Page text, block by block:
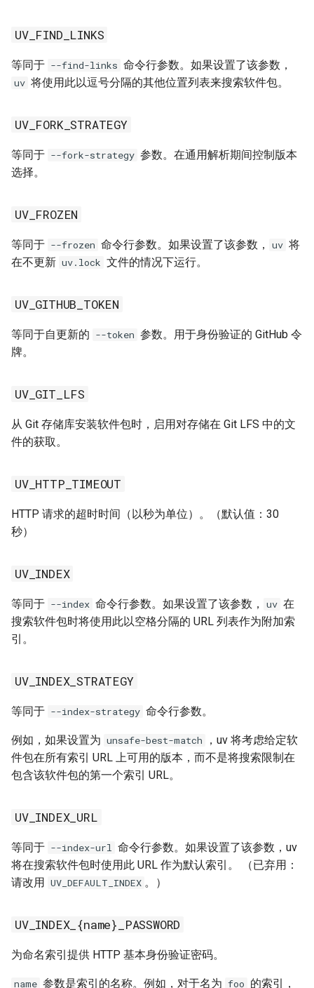
UV_NO_INSTALLER_METADATA
UV_NO_PROGRESS
UV_NO_VERIFY_HASHES
UV_NO_WRAP
UV_PRERELEASE
UV_PREVIEW
UV_PROJECT
UV_PUBLISH_CHECK_URL
UV_PUBLISH_INDEX
UV_PUBLISH_TOKEN
UV_PUBLISH_URL
UV_PYTHON
UV_PYTHON_BIN_DIR
UV_PYTHON_DOWNLOADS_JSON_URL
UV_PYTHON_PREFERENCE
UV_FIND_LINKS
等同于 --find-links 命令行参数。如果设置了该参数，
uv 将使用此以逗号分隔的其他位置列表来搜索软件包。
UV_FORK_STRATEGY
等同于 --fork-strategy 参数。在通用解析期间控制版本
选择。
UV_FROZEN
等同于 --frozen 命令行参数。如果设置了该参数， uv 将
在不更新 uv.lock 文件的情况下运行。
UV_GITHUB_TOKEN
等同于自更新的 --token 参数。用于身份验证的 GitHub 令
牌。
UV_GIT_LFS
从 Git 存储库安装软件包时，启用对存储在 Git LFS 中的文
件的获取。
UV_HTTP_TIMEOUT
HTTP 请求的超时时间（以秒为单位）。（默认值：30
秒）
UV_INDEX
等同于 --index 命令行参数。如果设置了该参数， uv 在
搜索软件包时将使用此以空格分隔的 URL 列表作为附加索
引。
UV_INDEX_STRATEGY
等同于 --index-strategy 命令行参数。
例如，如果设置为 unsafe-best-match
，uv 将考虑给定软
件包在所有索引 URL 上可用的版本，而不是将搜索限制在
包含该软件包的第一个索引 URL。
UV_INDEX_URL
等同于 --index-url 命令行参数。如果设置了该参数，uv
将在搜索软件包时使用此 URL 作为默认索引。 （已弃用：
请改用 UV_DEFAULT_INDEX 。）
UV_INDEX_{name}_PASSWORD
为命名索引提供 HTTP 基本身份验证密码。
name 参数是索引的名称。例如，对于名为 foo 的索引，